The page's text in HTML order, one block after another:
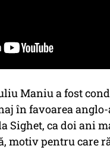
Maniu a fost
în favoarea
Sighet, ca doi ani
motiv pentru care